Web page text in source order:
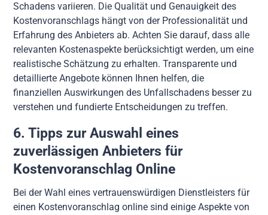
Schadens variieren. Die Qualität und Genauigkeit des
Kostenvoranschlags hängt von der Professionalität und
Erfahrung des Anbieters ab. Achten Sie darauf, dass alle
relevanten Kostenaspekte berücksichtigt werden, um eine
realistische Schätzung zu erhalten. Transparente und
detaillierte Angebote können Ihnen helfen, die
finanziellen Auswirkungen des Unfallschadens besser zu
verstehen und fundierte Entscheidungen zu treffen.
6. Tipps zur Auswahl eines
zuverlässigen Anbieters für
Kostenvoranschlag Online
Bei der Wahl eines vertrauenswürdigen Dienstleisters für
einen Kostenvoranschlag online sind einige Aspekte von